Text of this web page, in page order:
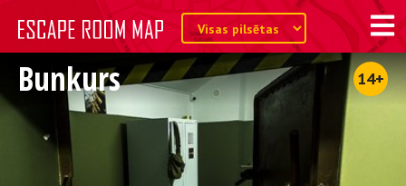
Bunkurs 14+